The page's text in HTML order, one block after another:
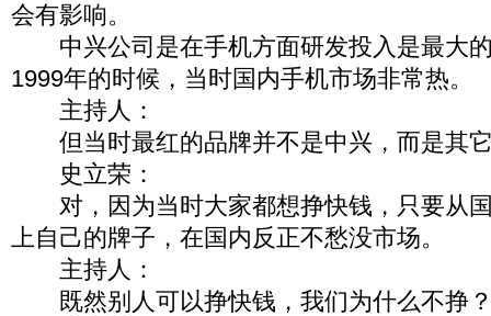
会有影响。
中兴公司是在手机方面研发投入是最大
1999年的时候，当时国内手机市场非常热。
主持人：
但当时最红的品牌并不是中兴，而是其
史立荣：
对，因为当时大家都想挣快钱，只要从
上自己的牌子，在国内反正不愁没市场。
主持人：
既然别人可以挣快钱，我们为什么不挣